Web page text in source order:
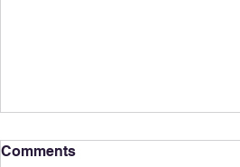
Comments